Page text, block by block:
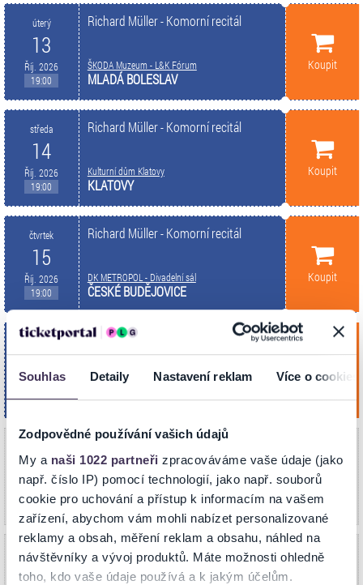
Souhlas Detaily Nastavení reklam Více o cookies
Zodpovědné používání vašich údajů
My a naši 1022 partneři zpracováváme vaše údaje (jako
např. číslo IP) pomocí technologií, jako např. souborů
cookie pro uchování a přístup k informacím na vašem
zařízení, abychom vám mohli nabízet personalizované
reklamy a obsah, měření reklam a obsahu, náhled na
návštěvníky a vývoj produktů. Máte možnosti ohledně
toho, kdo vaše údaje používá a k jakým účelům.
úterý
13
Říj. 2026
19:00
Richard Müller - Komorní recitál
ŠKODA Muzeum - L&K Fórum
MLADÁ BOLESLAV
Koupit
středa
14
Říj. 2026
19:00
Richard Müller - Komorní recitál
Kulturní dům Klatovy
KLATOVY
Koupit
čtvrtek
15
Říj. 2026
19:00
Richard Müller - Komorní recitál
DK METROPOL - Divadelní sál
ČESKÉ BUDĚJOVICE
Koupit
úterý
20
Říj. 2026
19:00
Richard Müller - Komorní recitál
Dům kultury
VSETÍN
Koupit
21
19:00
V síti Ticketportal nyní
vyprodáno.
V naší síti je vyprodáno (možné uvolnění
nevyzvednutých rezervací zpět do prodeje).
Richard Müller - Komorní recitál
AKORD
OSTRAVA
čtvrtek
22
V síti Ticketportal nyní
vyprodáno.
Richard Müller - Komorní recitál